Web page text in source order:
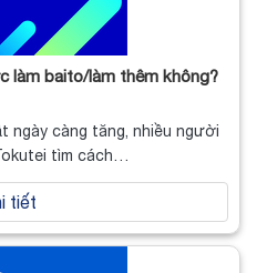
làm baito/làm thêm không?
ngày càng tăng, nhiều người
tìm cách…
tiết